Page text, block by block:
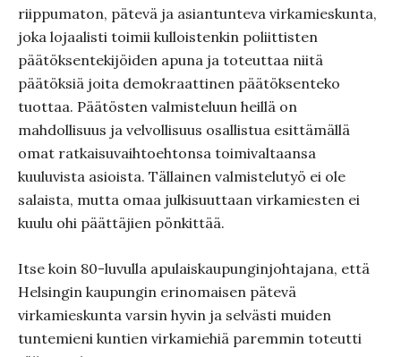
riippumaton, pätevä ja asiantunteva virkamieskunta,
joka lojaalisti toimii kulloistenkin poliittisten
päätöksentekijöiden apuna ja toteuttaa niitä
päätöksiä joita demokraattinen päätöksenteko
tuottaa. Päätösten valmisteluun heillä on
mahdollisuus ja velvollisuus osallistua esittämällä
omat ratkaisuvaihtoehtonsa toimivaltaansa
kuuluvista asioista. Tällainen valmistelutyö ei ole
salaista, mutta omaa julkisuuttaan virkamiesten ei
kuulu ohi päättäjien pönkittää.
Itse koin 80-luvulla apulaiskaupunginjohtajana, että
Helsingin kaupungin erinomaisen pätevä
virkamieskunta varsin hyvin ja selvästi muiden
tuntemieni kuntien virkamiehiä paremmin toteutti